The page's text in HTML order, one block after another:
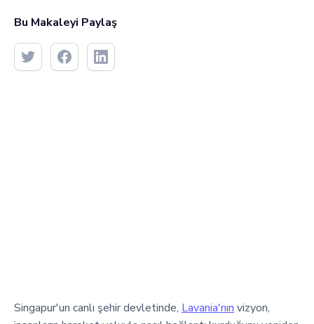
Bu Makaleyi Paylaş
Singapur'un canlı şehir devletinde, Lavania'nın vizyon,